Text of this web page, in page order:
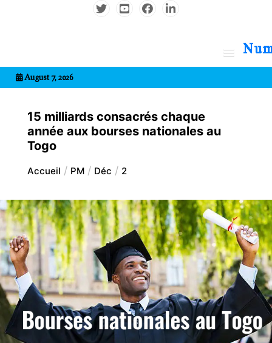
August 7, 2026
15 milliards consacrés chaque
année aux bourses nationales au
Togo
Accueil PM Déc 2